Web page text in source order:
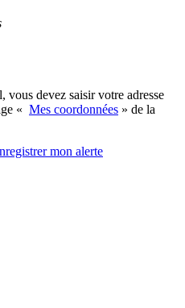
vous devez saisir votre adresse
« Mes coordonnées » de la
mon alerte